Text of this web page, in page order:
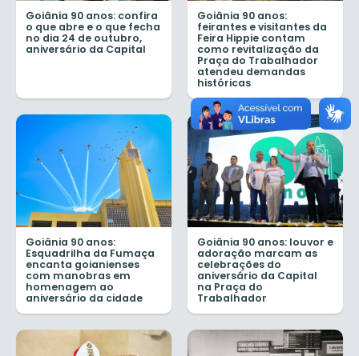
Goiânia 90 anos: confira
o que abre e o que fecha
no dia 24 de outubro,
aniversário da Capital
Goiânia 90 anos:
feirantes e visitantes da
Feira Hippie contam
como revitalização da
Praça do Trabalhador
atendeu demandas
históricas
Goiânia 90 anos:
Esquadrilha da Fumaça
encanta goianienses
com manobras em
homenagem ao
aniversário da cidade
Goiânia 90 anos: louvor e
adoração marcam as
celebrações do
aniversário da Capital
na Praça do
Trabalhador